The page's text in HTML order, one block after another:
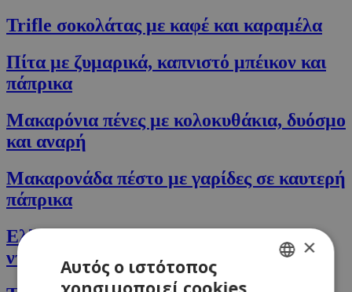
Trifle σοκολάτας με καφέ και καραμέλα
Πίτα με ζυμαρικά, καπνιστό μπέικον και
πάπρικα
Μακαρόνια πένες με κολοκυθάκια, δυόσμο
και αναρή
Μακαρονάδα πέστο με γαρίδες σε καυτερή
πάπρικα
Ελληνικό κριθαράκι με σαλάμι, ελιές,
ντομάτες και φέτα
×
Αυτός ο ιστότοπος